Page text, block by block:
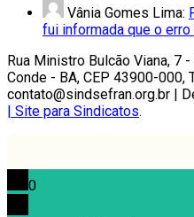
Vânia Gomes Lima:
fui informada que o
Rua Ministro Bulcão Viana, 7
Conde - BA, CEP 43900-000,
contato@sindsefran.org.br |
| Site para Sindicatos.
0